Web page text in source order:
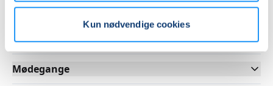
Kun nødvendige cookies
Se på kort
Praktiske oplysninger
Mødegange